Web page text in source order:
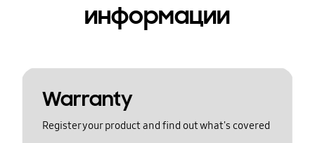
информации
Warranty
Register your product and find out what's covered